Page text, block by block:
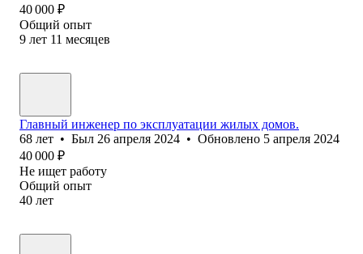
40 000 ₽
Общий опыт
9 лет 11 месяцев
Главный инженер по эксплуатации жилых домов.
68 лет • Был 26 апреля 2024 • Обновлено 5 апреля 2024
40 000 ₽
Не ищет работу
Общий опыт
40 лет